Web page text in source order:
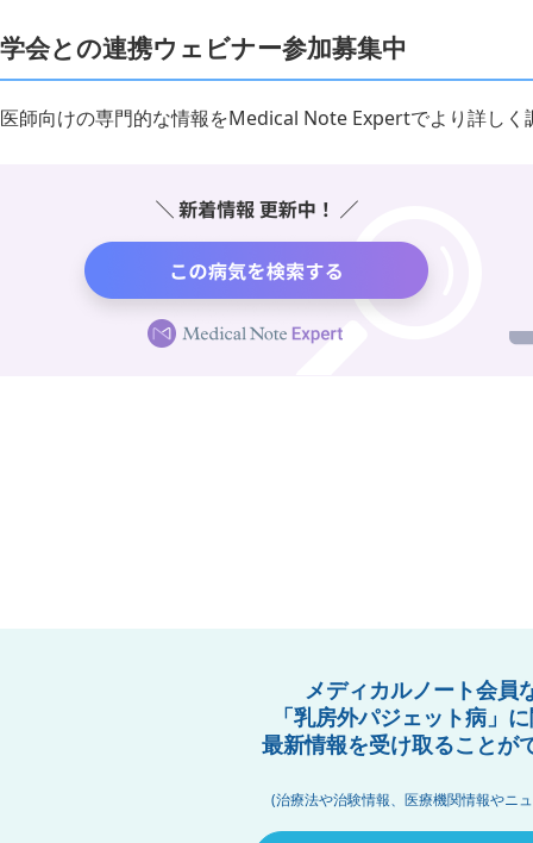
学会との連携ウェビナー参加募集中
医師向けの専門的な情報をMedical Note Expertでより詳しく
メディカルノート会員
「乳房外パジェット病」
最新情報を受け取ることが
(治療法や治験情報、医療機関情報やニ